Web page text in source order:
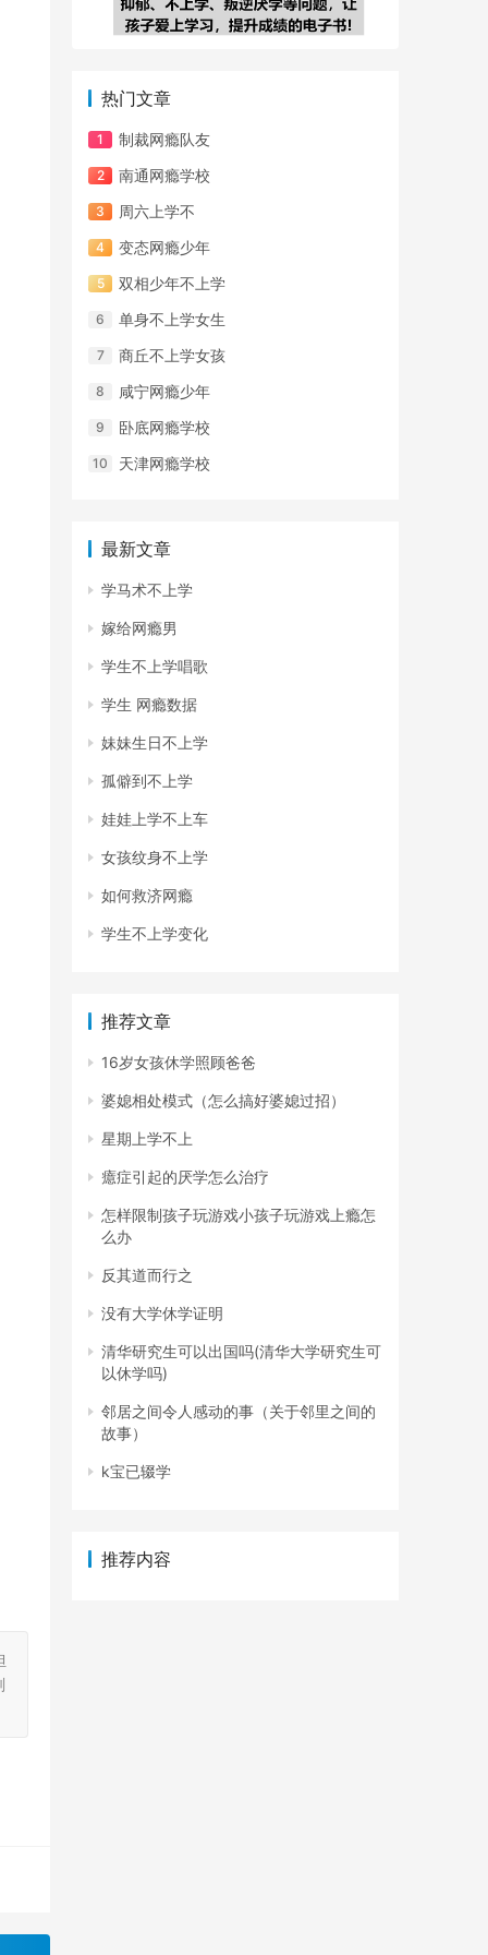
热门文章
制裁网瘾队友
南通网瘾学校
周六上学不
变态网瘾少年
双相少年不上学
单身不上学女生
商丘不上学女孩
咸宁网瘾少年
卧底网瘾学校
天津网瘾学校
最新文章
学马术不上学
嫁给网瘾男
学生不上学唱歌
学生 网瘾数据
妹妹生日不上学
孤僻到不上学
娃娃上学不上车
女孩纹身不上学
如何救济网瘾
学生不上学变化
推荐文章
16岁女孩休学照顾爸爸
婆媳相处模式（怎么搞好婆媳过招）
星期上学不上
癔症引起的厌学怎么治疗
怎样限制孩子玩游戏小孩子玩游戏上瘾怎
么办
反其道而行之
没有大学休学证明
清华研究生可以出国吗(清华大学研究生可
以休学吗)
邻居之间令人感动的事（关于邻里之间的
故事）
k宝已辍学
推荐内容